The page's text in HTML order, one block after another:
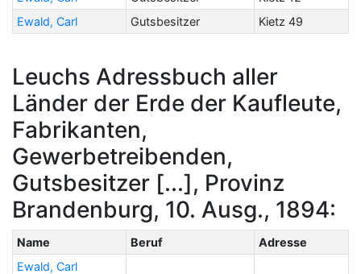
Ewald, Carl
Gutsbesitzer Kietz 49
Leuchs Adressbuch aller
Länder der Erde der Kaufleute,
Fabrikanten,
Gewerbetreibenden,
Gutsbesitzer [...], Provinz
Brandenburg, 10. Ausg., 1894:
Name Beruf
Adresse
Ewald, Carl